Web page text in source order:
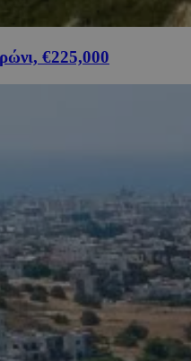
€225,000